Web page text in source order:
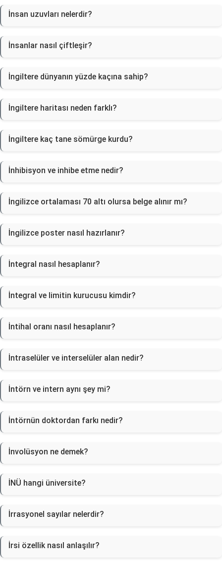
İnsan uzuvları nelerdir?
İnsanlar nasıl çiftleşir?
İngiltere dünyanın yüzde kaçına sahip?
İngiltere haritası neden farklı?
İngiltere kaç tane sömürge kurdu?
İnhibisyon ve inhibe etme nedir?
İngilizce ortalaması 70 altı olursa belge alınır mı?
İngilizce poster nasıl hazırlanır?
İntegral nasıl hesaplanır?
İntegral ve limitin kurucusu kimdir?
İntihal oranı nasıl hesaplanır?
İntraselüler ve interselüler alan nedir?
İntörn ve intern aynı şey mi?
İntörnün doktordan farkı nedir?
İnvolüsyon ne demek?
İNÜ hangi üniversite?
İrrasyonel sayılar nelerdir?
İrsi özellik nasıl anlaşılır?